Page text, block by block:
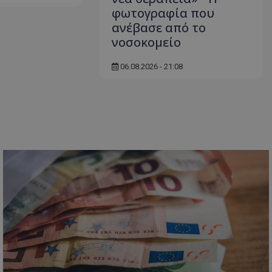
φωτογραφία που
ανέβασε από το
νοσοκομείο
06.08.2026 - 21:08
δευτερόλεπτα
lifenewscy.tothemaonline.com
και τα δεδομένα
εξασφαλισμένα
περιηγούνται
ιστοσελίδας ή
τις υπηρεσίες
CookieScript
www.tothemaonline.com
2 μέρες
Αυτό το cookie
από την
Script.com για
προτιμήσεις
επισκέπτη
banner cookie
να λειτουργεί